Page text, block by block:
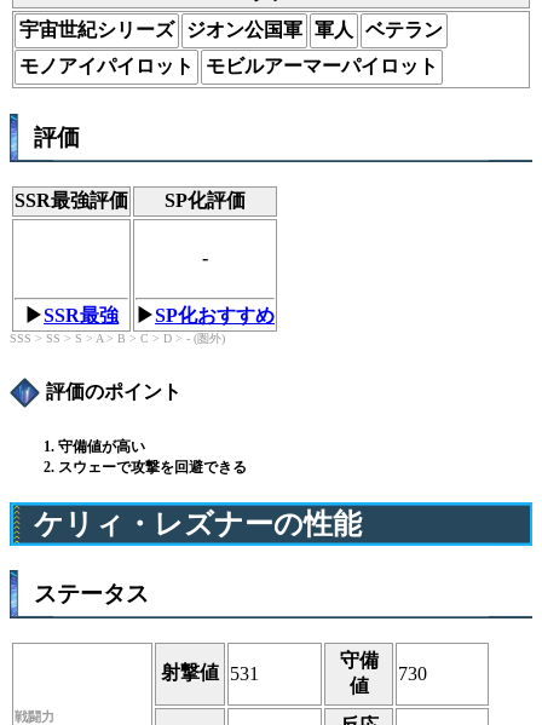
宇宙世紀シリーズ
ジオン公国軍 軍人
ベテラン
モノアイパイロット
モビルアーマーパイロット
評価
SSR最強評価 SP化評価
▶︎SSR最強
-
▶︎SP化おすすめ
SSS > SS > S > A > B > C > D > - (圏外)
評価のポイント
守備値が高い
スウェーで攻撃を回避できる
ケリィ・レズナーの性能
ステータス
戦闘力
射撃値 531
守備
値
730